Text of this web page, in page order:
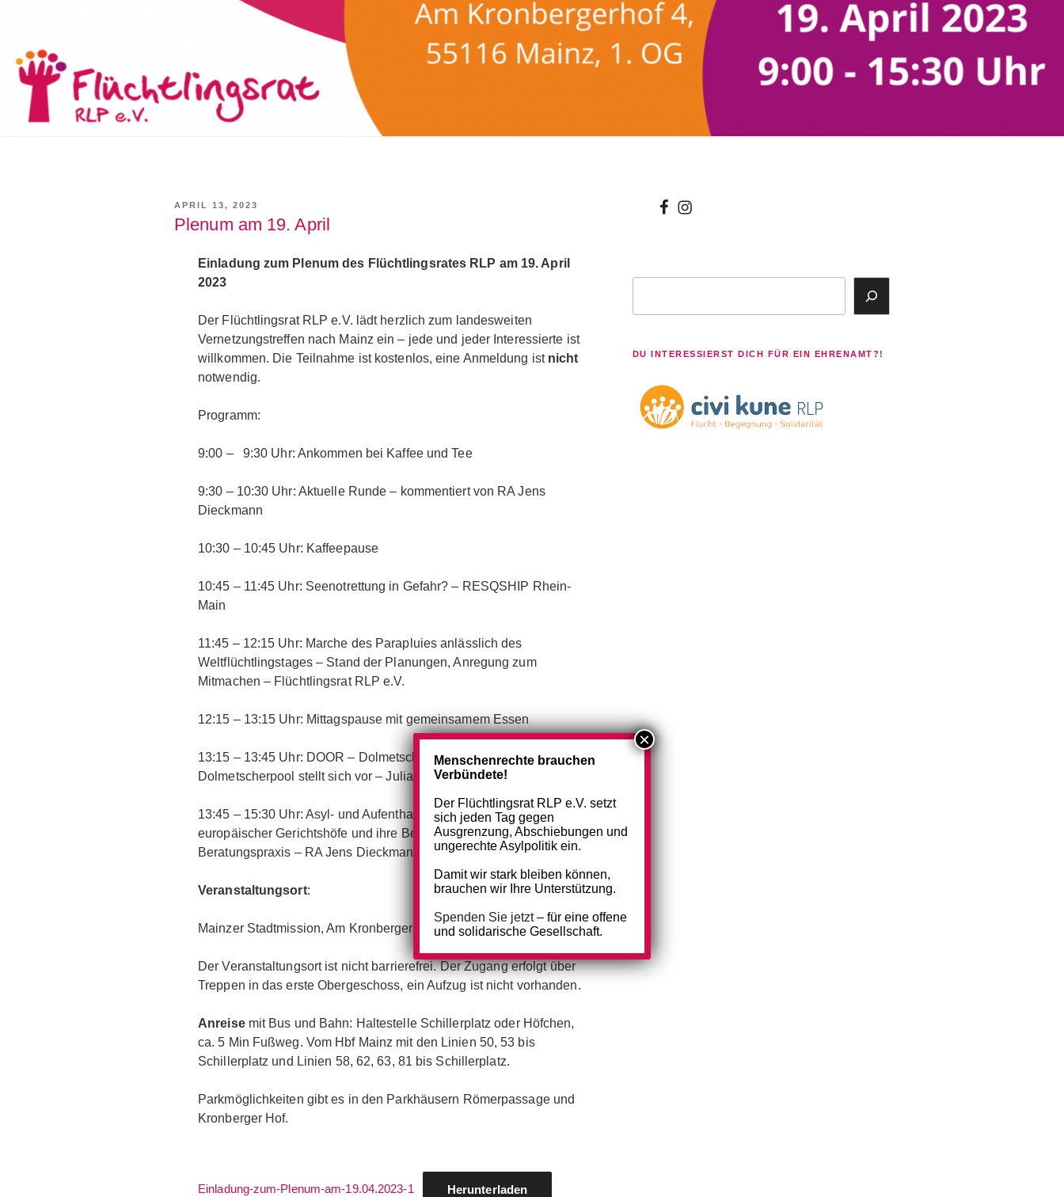
VERÖFFENTLICHT
AM
APRIL 13, 2023
Plenum am 19. April
Einladung zum Plenum des Flüchtlingsrates RLP am 19. April
2023
Der Flüchtlingsrat RLP e.V. lädt herzlich zum landesweiten
Vernetzungstreffen nach Mainz ein – jede und jeder Interessierte ist
willkommen. Die Teilnahme ist kostenlos, eine Anmeldung ist nicht
notwendig.
Programm:
9:00 – 9:30 Uhr: Ankommen bei Kaffee und Tee
9:30 – 10:30 Uhr: Aktuelle Runde – kommentiert von RA Jens
Dieckmann
10:30 – 10:45 Uhr: Kaffeepause
10:45 – 11:45 Uhr: Seenotrettung in Gefahr? – RESQSHIP Rhein-
Main
11:45 – 12:15 Uhr: Marche des Parapluies anlässlich des
Weltflüchtlingstages – Stand der Planungen, Anregung zum
Mitmachen – Flüchtlingsrat RLP e.V.
12:15 – 13:15 Uhr: Mittagspause mit gemeinsamem Essen
13:15 – 13:45 Uhr: DOOR – Dolmetschen im sozialen Raum, der
Dolmetscherpool stellt sich vor – Julia Lieb
13:45 – 15:30 Uhr: Asyl- und Aufenthaltsrechtliche Entscheidungen
europäischer Gerichtshöfe und ihre Bedeutung für die
Beratungspraxis – RA Jens Dieckmann
Veranstaltungsort:
Mainzer Stadtmission, Am Kronbergerhof 4, 55116 Mainz, 1. OG
Der Veranstaltungsort ist nicht barrierefrei. Der Zugang erfolgt über
Treppen in das erste Obergeschoss, ein Aufzug ist nicht vorhanden.
Anreisemit Bus und Bahn: Haltestelle Schillerplatz oder Höfchen,
ca. 5 Min Fußweg. Vom Hbf Mainz mit den Linien 50, 53 bis
Schillerplatz und Linien 58, 62, 63, 81 bis Schillerplatz.
Parkmöglichkeiten gibt es in den Parkhäusern Römerpassage und
Kronberger Hof.
Einladung-zum-Plenum-am-19.04.2023-1 Herunterladen
wir wir
DU INTERESSIERST DICH FÜR EIN EHRENAMT?!
Menschenrechte brauchen
Verbündete!
Der Flüchtlingsrat RLP e.V. setzt
sich jeden Tag gegen
Ausgrenzung, Abschiebungen und
ungerechte Asylpolitik ein.
Damit wir stark bleiben können,
brauchen wir Ihre Unterstützung.
Spenden Sie jetzt– für eine offene
und solidarische Gesellschaft.